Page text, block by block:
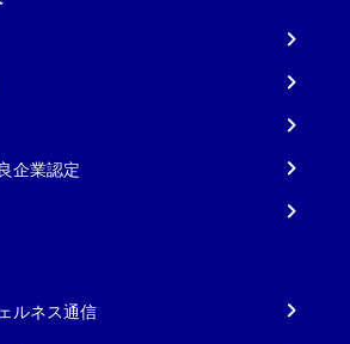
企業認定
ルネス通信